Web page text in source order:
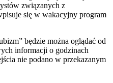
związanych z
się w wakacyjny program
będzie można oglądać od
informacji o godzinach
nie podano w przekazanym